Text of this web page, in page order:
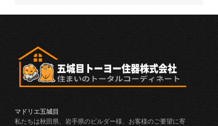
マドリエ五城目
私たちは秋田県、岩手県のビルダー様、お客様のご要望に寄